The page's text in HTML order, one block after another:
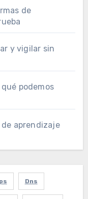
de
y vigilar sin
podemos
aprendizaje
Dns